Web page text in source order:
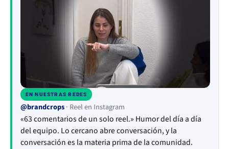
▶
EN NUESTRAS REDES
@brandcrops· Reel en Instagram
«63 comentarios de un solo reel.» Humor del día a día
del equipo. Lo cercano abre conversación, y la
conversación es la materia prima de la comunidad.